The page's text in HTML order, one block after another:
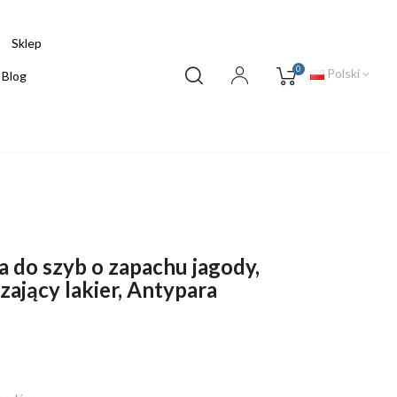
Sklep
Blog 0 Polski
do szyb o zapachu jagody,
lakier, Antypara